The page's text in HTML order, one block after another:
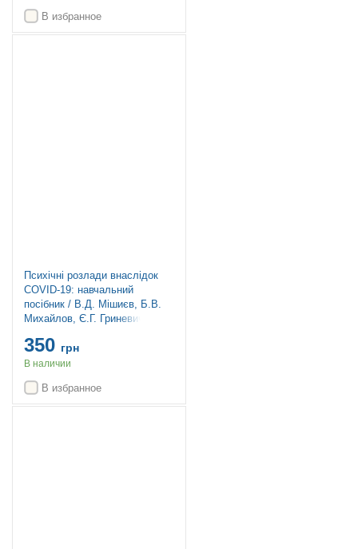
В избранное
Психічні розлади внаслідок
COVID-19: навчальний
посібник / В.Д. Мішиєв, Б.В.
Михайлов, Є.Г. Гриневич, В.Ю.
350 грн
В наличии
В избранное